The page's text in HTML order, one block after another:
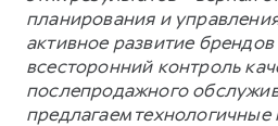
Коллекция CITY
Коллекция Базовая
Коллекция Детская
Коллекция Детская
планирования и
активное развитие
всесторонний контроль
послепродажного
предлагаем